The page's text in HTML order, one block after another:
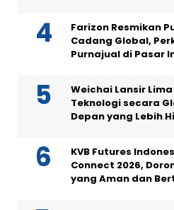
Farizon Resmikan
Cadang Global,
Purnajual di Pasar
Weichai Lansir
Teknologi secara
Depan yang Lebih
KVB Futures
Connect 2026,
yang Aman dan